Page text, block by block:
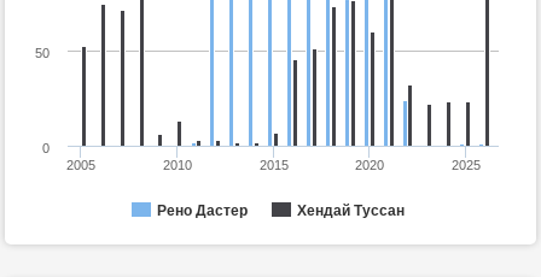
Рено Дастер Хендай Туссан
2005 2010 2015 2020 2025
0
50